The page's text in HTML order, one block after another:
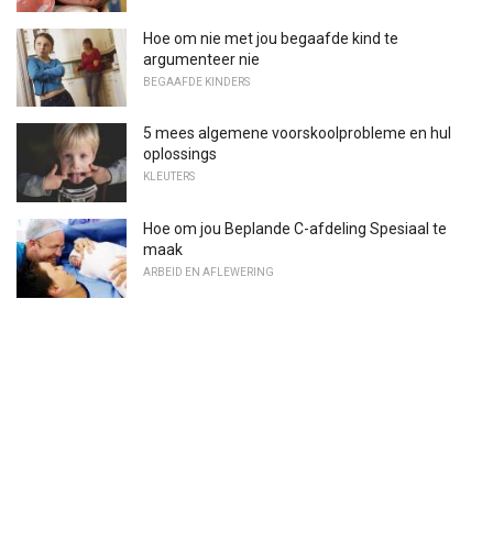
Hoe om nie met jou begaafde kind te
argumenteer nie
BEGAAFDE KINDERS
5 mees algemene voorskoolprobleme en hul
oplossings
KLEUTERS
Hoe om jou Beplande C-afdeling Spesiaal te
maak
ARBEID EN AFLEWERING